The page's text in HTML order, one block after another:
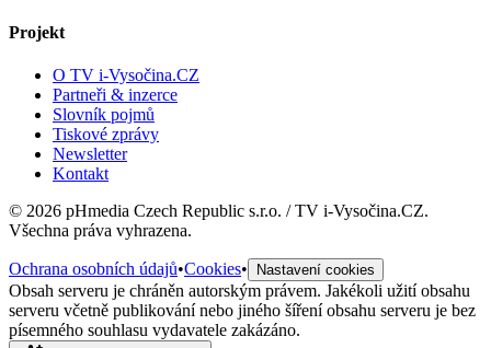
Projekt
O TV i-Vysočina.CZ
Partneři & inzerce
Slovník pojmů
Tiskové zprávy
Newsletter
Kontakt
© 2026 pHmedia Czech Republic s.r.o. / TV i-Vysočina.CZ.
Všechna práva vyhrazena.
Ochrana osobních údajů•Cookies• Nastavení cookies
Obsah serveru je chráněn autorským právem. Jakékoli užití obsahu
serveru včetně publikování nebo jiného šíření obsahu serveru je bez
písemného souhlasu vydavatele zakázáno.